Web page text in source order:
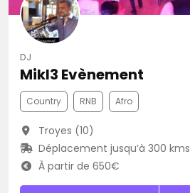
DJ
Mikl3 Evènement
Country RNB Afro
Troyes (10)
Déplacement jusqu’à 300 kms
À partir de 650€